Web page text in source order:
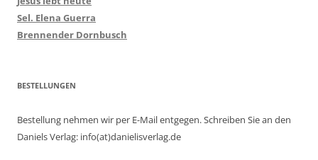
Sel. Elena Guerra
Brennender Dornbusch
BESTELLUNGEN
Bestellung nehmen wir per E-Mail entgegen. Schreiben Sie an den
Daniels Verlag: info(at)danielisverlag.de